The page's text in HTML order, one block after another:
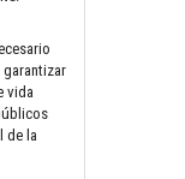
vida
de la